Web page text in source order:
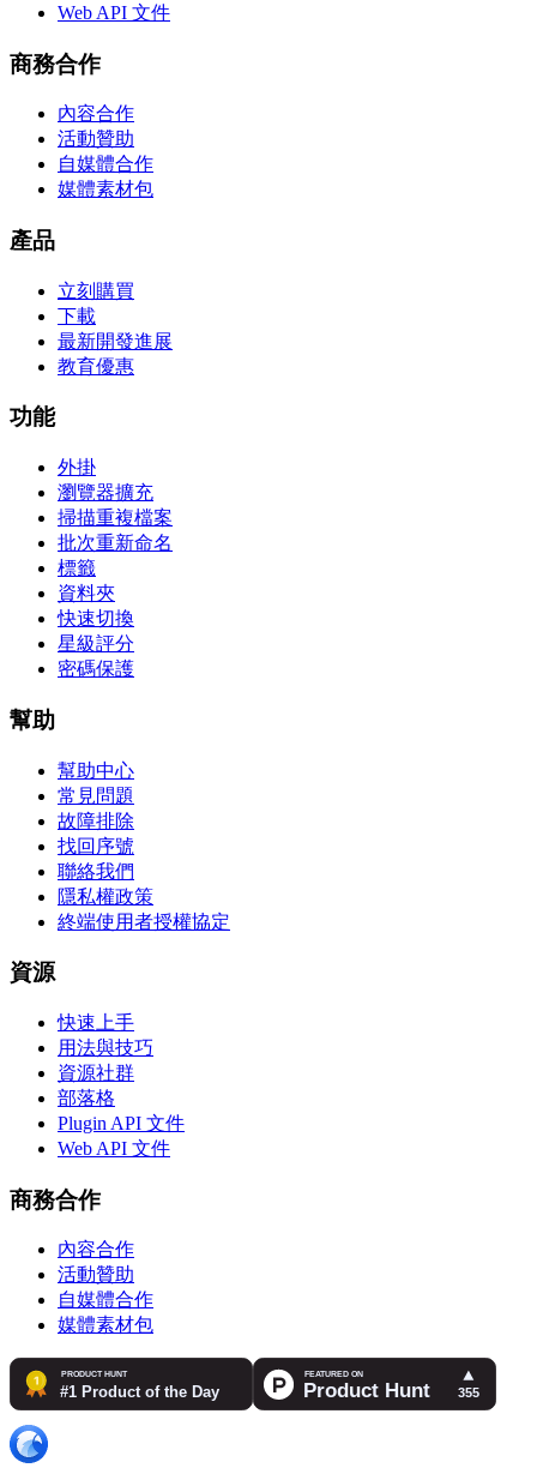
Web API 文件
商務合作
內容合作
活動贊助
自媒體合作
媒體素材包
產品
立刻購買
下載
最新開發進展
教育優惠
功能
外掛
瀏覽器擴充
掃描重複檔案
批次重新命名
標籤
資料夾
快速切換
星級評分
密碼保護
幫助
幫助中心
常見問題
故障排除
找回序號
聯絡我們
隱私權政策
終端使用者授權協定
資源
快速上手
用法與技巧
資源社群
部落格
Plugin API 文件
Web API 文件
商務合作
內容合作
活動贊助
自媒體合作
媒體素材包